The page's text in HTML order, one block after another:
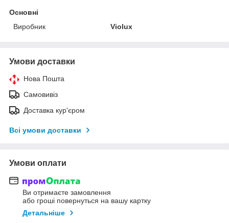
Основні
Виробник
Violux
Умови доставки
Нова Пошта
Самовивіз
Доставка кур'єром
Всі умови доставки
Умови оплати
Ви отримаєте замовлення
або гроші повернуться на вашу картку
Детальніше